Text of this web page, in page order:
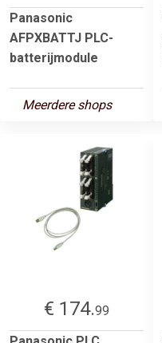
Panasonic
AFPXBATTJ PLC-
batterijmodule
Meerdere shops
€ 174.99